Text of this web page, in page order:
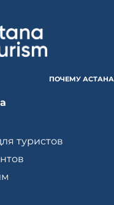
ПОЧЕМУ АСТАНА
туристов